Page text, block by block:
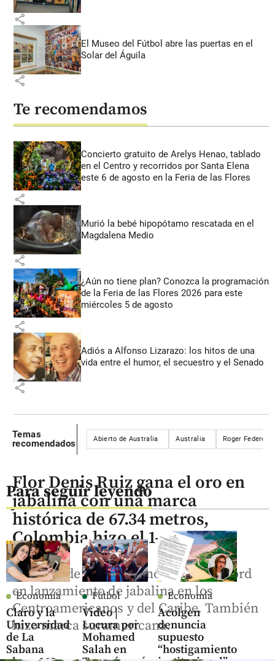
share
El Museo del Fútbol abre las puertas en el
Solar del Águila
share
Te recomendamos
Concierto gratuito de Arelys Henao, tablado
en el Centro y recorridos por Santa Elena
este 6 de agosto en la Feria de las Flores
share
Murió la bebé hipopótamo rescatada en el
Magdalena Medio
share
¿Aún no tiene plan? Conozca la programación
de la Feria de las Flores 2026 para este
miércoles 5 de agosto
share
Adiós a Alfonso Lizarazo: los hitos de una
vida entre el humor, el secuestro y el Senado
share
Temas
recomendados
Abierto de Australia Australia Roger Federer
Para seguir leyendo
Economía
Claro y la
Universidad
de La
Sabana
Fútbol
Video |
Locura por
Mohamed
Salah en
Economía
Acolgen
denuncia
supuesto
“hostigamiento
Flor Denis Ruiz gana el oro en
jabalina con una marca
histórica de 67.34 metros,
Colombia hizo el 1-2
La atleta de 35 años ganó oro con récord
en lanzamiento de jabalina en los
Centroamericanos y del Caribe. También
hizo marca suramericana.